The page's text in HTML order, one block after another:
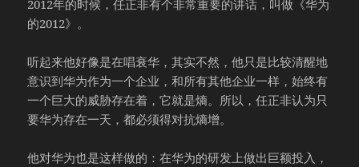
2012年的时候，任正非有个非常重要的讲话，叫做《华为
的2012》。
听起来他好像是在唱衰华，其实不然，他只是比较清醒地
意识到华为作为一个企业，和所有其他企业一样，始终有
一个巨大的威胁存在着，它就是熵。所以，任正非认为只
要华为存在一天，都必须得对抗熵增。
他对华为也是这样做的：在华为的研发上做出巨额投入，